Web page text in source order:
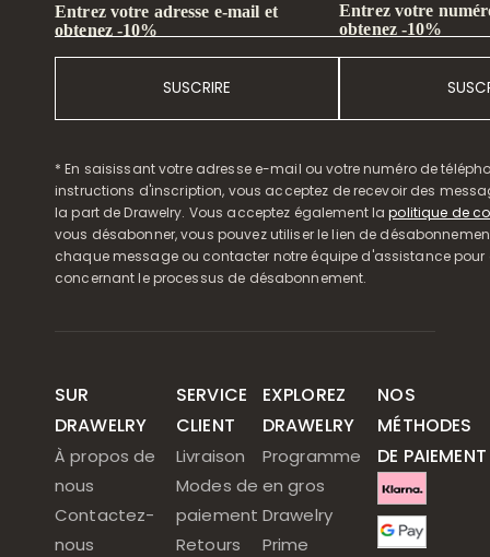
Entrez votre adresse e-mail et
obtenez -10%
SUSCRIRE
Entrez votre
obtenez -10%
* En saisissant votre adresse e-mail ou votre numéro de
instructions d'inscription, vous acceptez de recevoir des
la part de Drawelry. Vous acceptez également lapolitique de
vous désabonner, vous pouvez utiliser le lien de
chaque message ou contacter notre équipe d'assistance pour
concernant le processus de désabonnement.
SUR
DRAWELRY
À propos de
nous
Contactez-
nous
SERVICE
CLIENT
Livraison
Modes de
paiement
Retours
EXPLOREZ
DRAWELRY
Programme
en gros
Drawelry
Prime
NOS
MÉTHODES
DE PAIEMENT